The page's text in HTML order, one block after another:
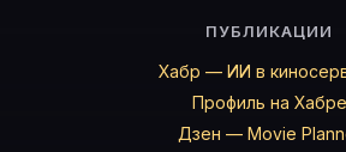
ПУБЛИКАЦИИ
Хабр — ИИ в
Профиль на Хабре
Дзен — Movie